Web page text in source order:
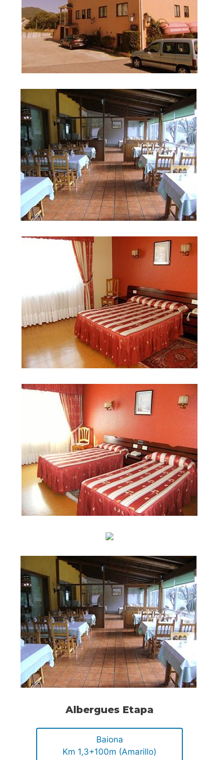
Albergues Etapa
Baiona
Km 1,3+100m (Amarillo)